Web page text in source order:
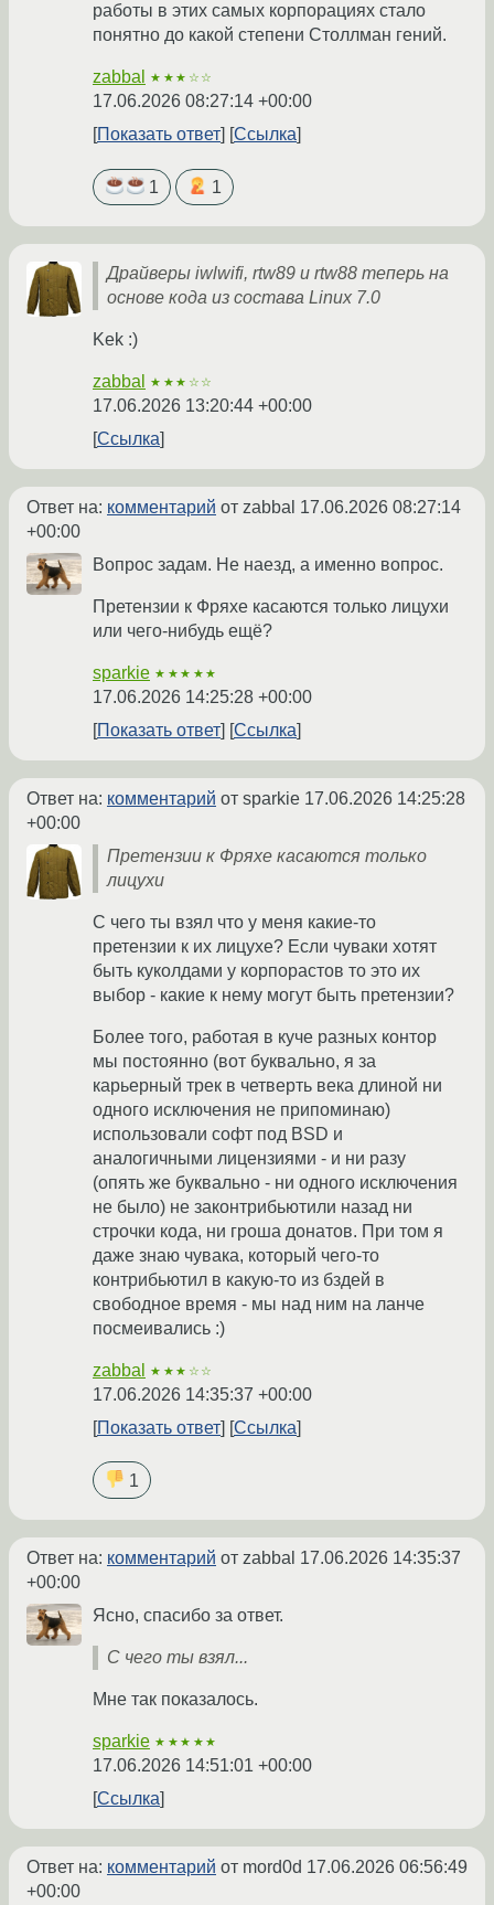
работы в этих самых корпорациях стало
понятно до какой степени Столлман гений.
zabbal ★★★☆☆
17.06.2026 08:27:14 +00:00
Показать ответ
Ссылка
1 1
Драйверы iwlwifi, rtw89 и rtw88 теперь на
основе кода из состава Linux 7.0
Kek :)
zabbal ★★★☆☆
17.06.2026 13:20:44 +00:00
Ссылка
Ответ на: комментарий от zabbal 17.06.2026 08:27:14
+00:00
Вопрос задам. Не наезд, а именно вопрос.
Претензии к Фряхе касаются только лицухи
или чего-нибудь ещё?
sparkie ★★★★★
17.06.2026 14:25:28 +00:00
Показать ответ
Ссылка
Ответ на: комментарий от sparkie 17.06.2026 14:25:28
+00:00
Претензии к Фряхе касаются только
лицухи
С чего ты взял что у меня какие-то
претензии к их лицухе? Если чуваки хотят
быть куколдами у корпорастов то это их
выбор - какие к нему могут быть претензии?
Более того, работая в куче разных контор
мы постоянно (вот буквально, я за
карьерный трек в четверть века длиной ни
одного исключения не припоминаю)
использовали софт под BSD и
аналогичными лицензиями - и ни разу
(опять же буквально - ни одного исключения
не было) не законтрибьютили назад ни
строчки кода, ни гроша донатов. При том я
даже знаю чувака, который чего-то
контрибьютил в какую-то из бздей в
свободное время - мы над ним на ланче
посмеивались :)
zabbal ★★★☆☆
17.06.2026 14:35:37 +00:00
Показать ответ
Ссылка
1
Ответ на: комментарий от zabbal 17.06.2026 14:35:37
+00:00
Ясно, спасибо за ответ.
С чего ты взял...
Мне так показалось.
sparkie ★★★★★
17.06.2026 14:51:01 +00:00
Ссылка
Ответ на: комментарий от mord0d 17.06.2026 06:56:49
+00:00